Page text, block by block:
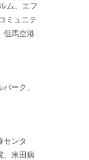
ム、エフ
ミュニテ
但馬空港
ーク、
センタ
、米田病